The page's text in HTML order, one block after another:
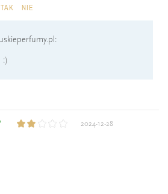
TAK NIE
:)
2024-12-28